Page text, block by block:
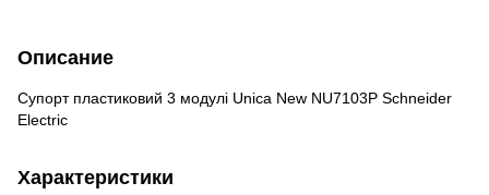
Описание
Супорт пластиковий 3 модулі Unica New NU7103P Schneider
Electric
Характеристики